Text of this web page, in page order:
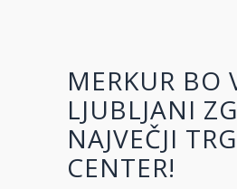
MERKUR BO
LJUBLJANI
NAJVEČJI
CENTER!